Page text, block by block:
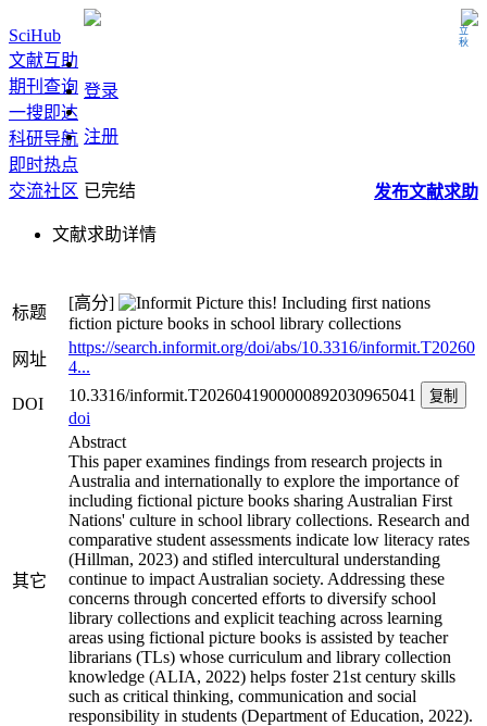
立秋
SciHub
文献互助
期刊查询
一搜即达
科研导航
即时热点
交流社区
登录
注册
发布文献求助
已完结
文献求助详情
标题
[高分]
Picture this! Including first nations
fiction picture books in school library collections
网址
https://search.informit.org/doi/abs/10.3316/informit.T20260
4...
DOI
10.3316/informit.T2026041900000892030965041 复制
doi
其它
Abstract
This paper examines findings from research projects in
Australia and internationally to explore the importance of
including fictional picture books sharing Australian First
Nations' culture in school library collections. Research and
comparative student assessments indicate low literacy rates
(Hillman, 2023) and stifled intercultural understanding
continue to impact Australian society. Addressing these
concerns through concerted efforts to diversify school
library collections and explicit teaching across learning
areas using fictional picture books is assisted by teacher
librarians (TLs) whose curriculum and library collection
knowledge (ALIA, 2022) helps foster 21st century skills
such as critical thinking, communication and social
responsibility in students (Department of Education, 2022).